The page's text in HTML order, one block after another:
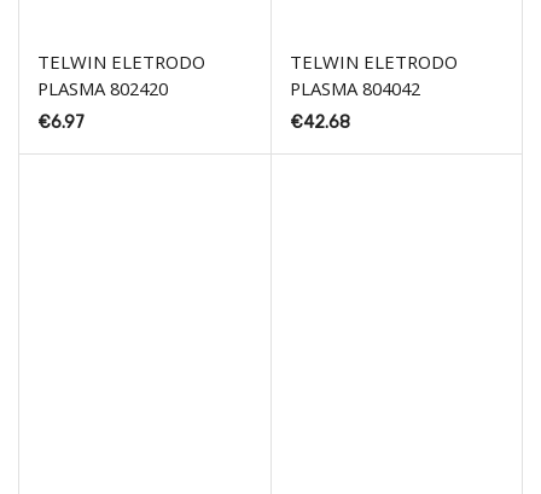
TELWIN ELETRODO
PLASMA 802420
€6.97
TELWIN ELETRODO
PLASMA 804042
€42.68